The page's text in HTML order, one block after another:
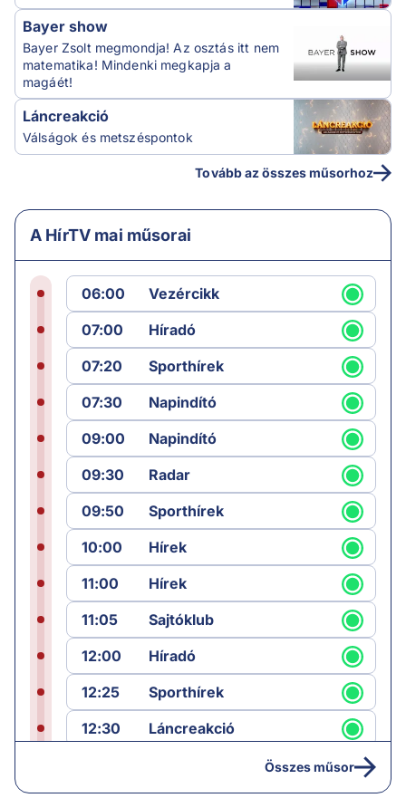
Bayer show
Bayer Zsolt megmondja! Az osztás itt nem
matematika! Mindenki megkapja a
magáét!
Láncreakció
Válságok és metszéspontok
Tovább az összes műsorhoz
A HírTV mai műsorai
06:00
Vezércikk
07:00
Híradó
07:20
Sporthírek
07:30
Napindító
09:00
Napindító
09:30
Radar
09:50
Sporthírek
10:00
Hírek
11:00
Hírek
11:05
Sajtóklub
12:00
Híradó
12:25
Sporthírek
12:30
Láncreakció
Összes műsor